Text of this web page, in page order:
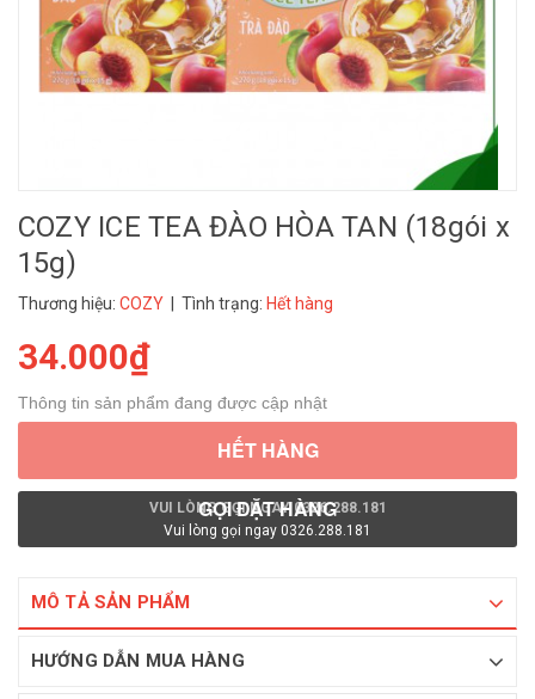
COZY ICE TEA ĐÀO HÒA TAN (18gói x
15g)
Thương hiệu: COZY | Tình trạng: Hết hàng
34.000₫
Thông tin sản phẩm đang được cập nhật
HẾT HÀNG
VUI LÒNG GỌI NGAY 0326.288.181
GỌI ĐẶT HÀNG
Vui lòng gọi ngay 0326.288.181
MÔ TẢ SẢN PHẨM
HƯỚNG DẪN MUA HÀNG